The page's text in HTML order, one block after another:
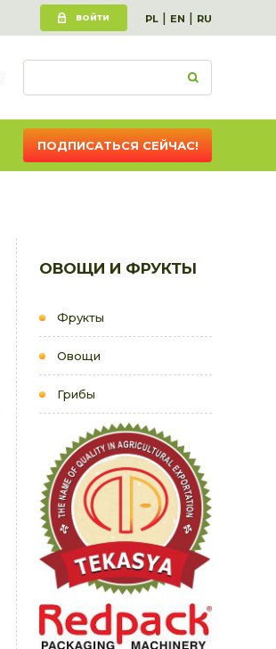
ВОЙТИ PL | EN | RU
ПОДПИСАТЬСЯ СЕЙЧАС!
ОВОЩИ И ФРУКТЫ
Фрукты
Овощи
Грибы